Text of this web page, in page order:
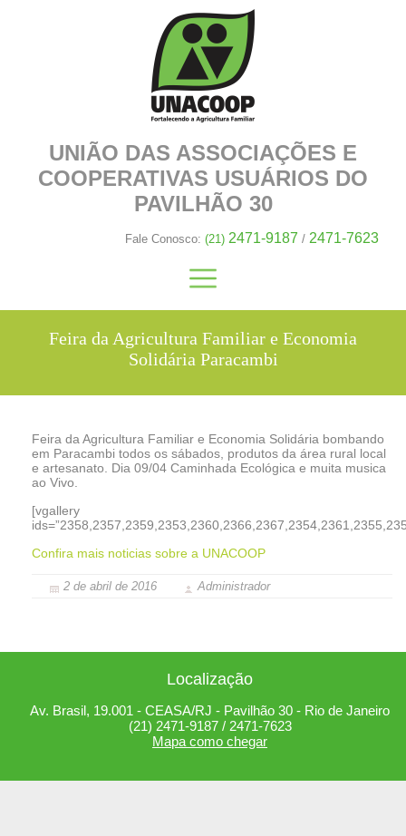
UNIÃO DAS ASSOCIAÇÕES E
COOPERATIVAS USUÁRIOS DO
PAVILHÃO 30
Fale Conosco: (21) 2471-9187 / 2471-7623
Feira da Agricultura Familiar e Economia
Solidária Paracambi
Feira da Agricultura Familiar e Economia Solidária bombando
em Paracambi todos os sábados, produtos da área rural local
e artesanato. Dia 09/04 Caminhada Ecológica e muita musica
ao Vivo.
[vgallery
Confira mais noticias sobre a UNACOOP
2 de abril de 2016 Administrador
Localização
Av. Brasil, 19.001 - CEASA/RJ - Pavilhão 30 - Rio de Janeiro
(21) 2471-9187 / 2471-7623
Mapa como chegar